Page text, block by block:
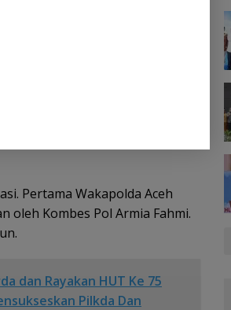
bagian tour of duty dan
tertulisnya.
Ahmad Haydar digantikan oleh
Polri, yang ditugaskan
Eropa dan Timur Tengah
Pertama Wakapolda Aceh
oleh Kombes Pol Armia Fahmi.
dan Rayakan HUT Ke 75
Pilkda Dan